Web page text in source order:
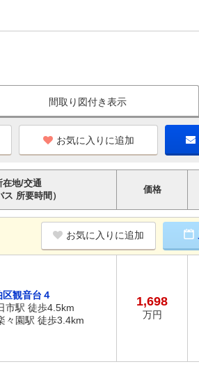
間取り図付き表示
お気に入りに追加
在地/交通
ス 所要時間）
価格
お気に入りに追加
観音台４
市駅 徒歩4.5km
々園駅 徒歩3.4km
1,698
万円